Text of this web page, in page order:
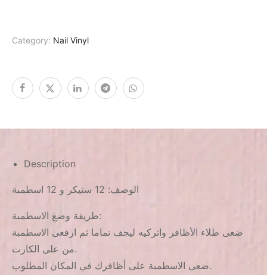
Category: Nail Vinyl
Description
الوصف: 12 ستيكر و 12 اسطمبة
طريقة وضع الاسطمبة:
ضعى طلاء الأظافر واتركيه ليجف تماما ثم ارفعى الاسطمبة
من على الكارت.
ضعى الاسطمبة على أظافرك في المكان المطلوب.